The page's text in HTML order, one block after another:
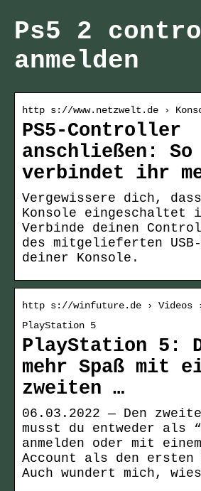
Ps5 2
anmelden
http s://www.netzwelt.de ›
PS5-Controller
anschließen: So
verbindet ihr
Vergewissere dich,
Konsole eingeschaltet
Verbinde deinen
des mitgelieferten
deiner Konsole.
http s://winfuture.de › Videos ›
PlayStation 5
PlayStation 5:
mehr Spaß mit
zweiten …
06.03.2022 — Den
musst du entweder als
anmelden oder mit
Account als den
Auch wundert mich,